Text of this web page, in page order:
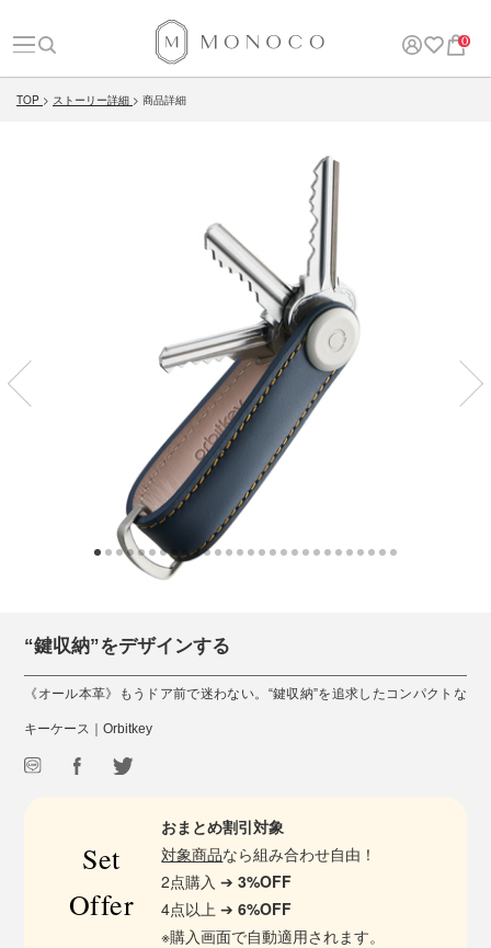
0
TOP ストーリー詳細 商品詳細
“鍵収納”をデザインする
《オール本革》もうドア前で迷わない。“鍵収納”を追求したコンパクトな
キーケース｜Orbitkey
Set
Offer
おまとめ割引対象
対象商品なら組み合わせ自由！
2点購入 ➔3%OFF
4点以上 ➔6%OFF
※購入画面で自動適用されます。